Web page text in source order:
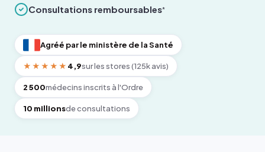
Consultations remboursables*
Agréé par le ministère de la Santé
★★★★★ 4,9sur les stores (125k avis)
2 500médecins inscrits à l'Ordre
10 millionsde consultations